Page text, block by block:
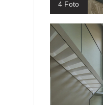
4 Foto